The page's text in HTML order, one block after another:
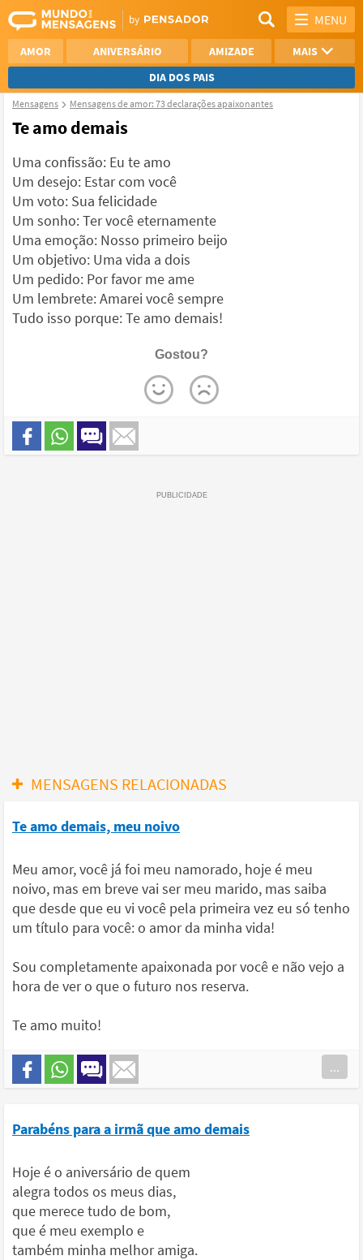
MENU
AMOR ANIVERSÁRIO AMIZADE
MAIS
DIA DOS PAIS
REFLEXÃO
NAMORO
Mensagens Mensagens de amor: 73 declarações apaixonantes
Te amo demais
Uma confissão: Eu te amo
Um desejo: Estar com você
Um voto: Sua felicidade
Um sonho: Ter você eternamente
Uma emoção: Nosso primeiro beijo
Um objetivo: Uma vida a dois
Um pedido: Por favor me ame
Um lembrete: Amarei você sempre
Tudo isso porque: Te amo demais!
Gostou?
MENSAGENS RELACIONADAS
Te amo demais, meu noivo
Meu amor, você já foi meu namorado, hoje é meu
noivo, mas em breve vai ser meu marido, mas saiba
que desde que eu vi você pela primeira vez eu só tenho
um título para você: o amor da minha vida!
Sou completamente apaixonada por você e não vejo a
hora de ver o que o futuro nos reserva.
Te amo muito!
...
Parabéns para a irmã que amo demais
Hoje é o aniversário de quem
alegra todos os meus dias,
que merece tudo de bom,
que é meu exemplo e
também minha melhor amiga.